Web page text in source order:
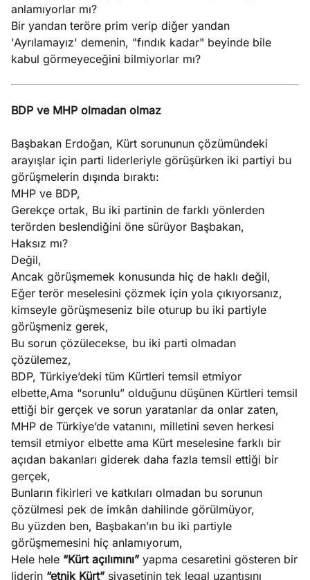
anlamıyorlar mı?
Bir yandan teröre prim verip diğer yandan
'Ayrılamayız' demenin, "fındık kadar" beyinde bile
kabul görmeyeceğini bilmiyorlar mı?
BDP ve MHP olmadan olmaz
Başbakan Erdoğan, Kürt sorununun çözümündeki
arayışlar için parti liderleriyle görüşürken iki partiyi bu
görüşmelerin dışında bıraktı:
MHP ve BDP,
Gerekçe ortak, Bu iki partinin de farklı yönlerden
terörden beslendiğini öne sürüyor Başbakan,
Haksız mı?
Değil,
Ancak görüşmemek konusunda hiç de haklı değil,
Eğer terör meselesini çözmek için yola çıkıyorsanız,
kimseyle görüşmeseniz bile oturup bu iki partiyle
görüşmeniz gerek,
Bu sorun çözülecekse, bu iki parti olmadan
çözülemez,
BDP, Türkiye’deki tüm Kürtleri temsil etmiyor
elbette,Ama “sorunlu” olduğunu düşünen Kürtleri temsil
ettiği bir gerçek ve sorun yaratanlar da onlar zaten,
MHP de Türkiye’de vatanını, milletini seven herkesi
temsil etmiyor elbette ama Kürt meselesine farklı bir
açıdan bakanları giderek daha fazla temsil ettiği bir
gerçek,
Bunların fikirleri ve katkıları olmadan bu sorunun
çözülmesi pek de imkân dahilinde görülmüyor,
Bu yüzden ben, Başbakan’ın bu iki partiyle
görüşmemesini hiç anlamıyorum,
Hele hele “Kürt açılımını” yapma cesaretini gösteren bir
liderin “etnik Kürt” siyasetinin tek legal uzantısını